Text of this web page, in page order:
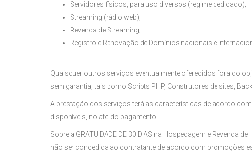
Servidores físicos, para uso diversos (regime dedicado);
Streaming (rádio web);
Revenda de Streaming;
Registro e Renovação de Domínios nacionais e
Quaisquer outros serviços eventualmente oferecidos fora do
sem garantia, tais como Scripts PHP, Construtores de sites,
A prestação dos serviços terá as características de acordo
disponíveis, no ato do pagamento.
Sobre a GRATUIDADE DE 30 DIAS na Hospedagem e Revenda
não ser concedida ao contratante de acordo com promoções